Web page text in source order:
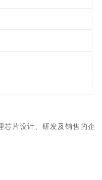
芯片设计、研发及销售的企